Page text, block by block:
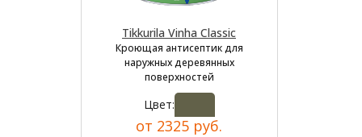
Tikkurila Vinha Classic
Кроющая антисептик для
наружных деревянных
поверхностей
Цвет:
от 2325 руб.